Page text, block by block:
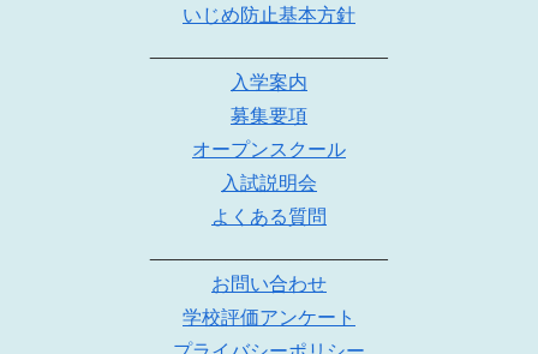
いじめ防止基本方針
入学案内
募集要項
オープンスクール
入試説明会
よくある質問
お問い合わせ
学校評価アンケート